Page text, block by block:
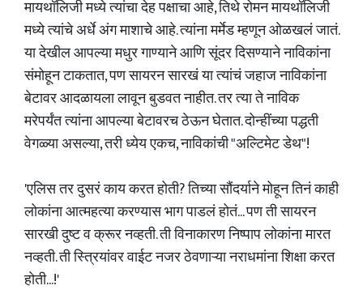
मायथॉलिजी मध्ये त्यांचा देह पक्षाचा आहे, तिथे रोमन मायथॉलिजी
मध्ये त्यांचे अर्धे अंग माशाचे आहे. त्यांना मर्मेड म्हणून ओळखलं जातं.
या देखील आपल्या मधुर गाण्याने आणि सूंदर दिसण्याने नाविकांना
संमोहून टाकतात, पण सायरन सारखं या त्यांचं जहाज नाविकांना
बेटावर आदळायला लावून बुडवत नाहीत. तर त्या ते नाविक
मरेपर्यंत त्यांना आपल्या बेटावरच ठेऊन घेतात. दोन्हींच्या पद्धती
वेगळ्या असल्या, तरी ध्येय एकच, नाविकांची "अल्टिमेट डेथ"!
'एलिस तर दुसरं काय करत होती? तिच्या सौंदर्याने मोहून तिनं काही
लोकांना आत्महत्या करण्यास भाग पाडलं होतं... पण ती सायरन
सारखी दुष्ट व क्रूर नव्हती. ती विनाकारण निष्पाप लोकांना मारत
नव्हती. ती स्त्रियांवर वाईट नजर ठेवणाऱ्या नराधमांना शिक्षा करत
होती...!'